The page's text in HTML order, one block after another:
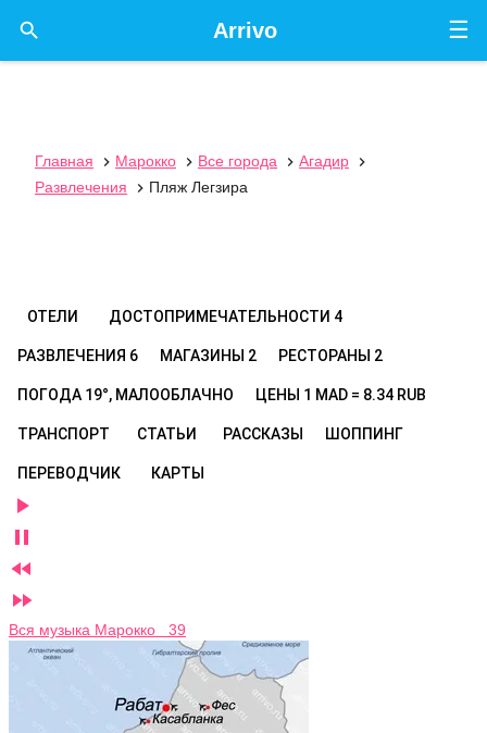
☰
Arrivo

Главная  Марокко  Все города  Агадир

Развлечения
 Пляж Легзира
ОТЕЛИ ДОСТОПРИМЕЧАТЕЛЬНОСТИ 4
РАЗВЛЕЧЕНИЯ 6 МАГАЗИНЫ 2 РЕСТОРАНЫ 2
ПОГОДА 19°, МАЛООБЛАЧНО ЦЕНЫ 1 MAD = 8.34 RUB
ТРАНСПОРТ СТАТЬИ РАССКАЗЫ ШОППИНГ
ПЕРЕВОДЧИК КАРТЫ




Вся музыка Марокко 39